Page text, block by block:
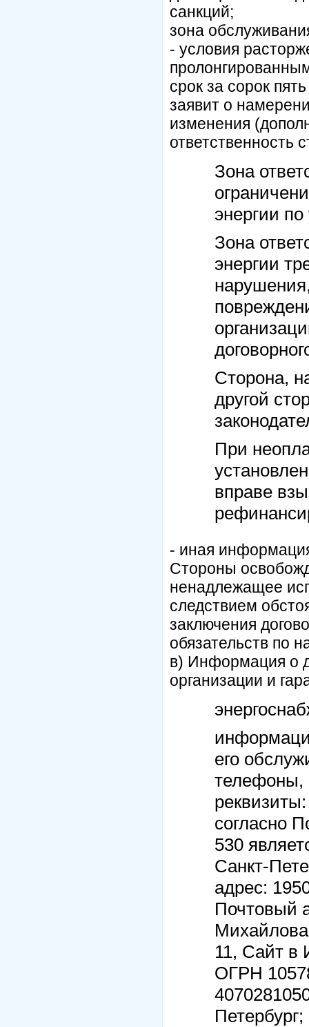
санкций;
зона
- условия
срок за сорок
заявит о
изменения
ответственность
Зона
энергии
Зона
энергии
Сторона,
другой
При
вправе
- иная
Стороны
ненадлежащее
следствием
заключения
обязательств по
в) Информация о
организации и
его
телефоны,
согласно
530
Санкт-
адрес:
Почтовый
11, Сайт в
ОГРН